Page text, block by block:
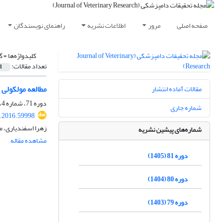
صفحه اصلی مرور اطلاعات نشریه راهنمای نویسندگان
کلیدواژه‌ها =
تعداد مقالات: 1
مطالعه
دوره 71، شماره 4، زمستان 1395، صفحه
زهرا
مشاهده مقاله
مقالات آماده انتشار
شماره جاری
شماره‌های پیشین نشریه
دوره 81 (1405)
دوره 80 (1404)
دوره 79 (1403)